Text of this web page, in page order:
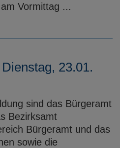
Vormittag ...
23.01.
sind das Bürgeramt
Bezirksamt
Bürgeramt und das
sowie die